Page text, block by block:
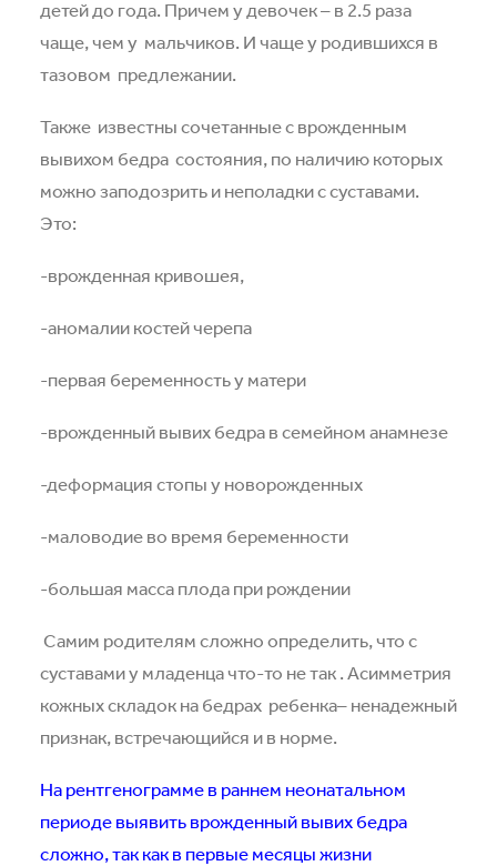
детей до года. Причем у девочек – в 2.5 раза
чаще, чем у мальчиков. И чаще у родившихся в
тазовом предлежании.
Также известны сочетанные с врожденным
вывихом бедра состояния, по наличию которых
можно заподозрить и неполадки с суставами.
Это:
-врожденная кривошея,
-аномалии костей черепа
-первая беременность у матери
-врожденный вывих бедра в семейном анамнезе
-деформация стопы у новорожденных
-маловодие во время беременности
-большая масса плода при рождении
Самим родителям сложно определить, что с
суставами у младенца что-то не так . Асимметрия
кожных складок на бедрах ребенка– ненадежный
признак, встречающийся и в норме.
На рентгенограмме в раннем неонатальном
периоде выявить врожденный вывих бедра
сложно, так как в первые месяцы жизни